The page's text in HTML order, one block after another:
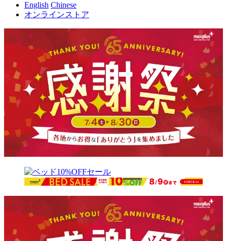
English Chinese
オンラインストア